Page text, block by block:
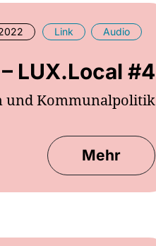
Link Audio
– LUX.Local #4
und Kommunalpolitik
Mehr